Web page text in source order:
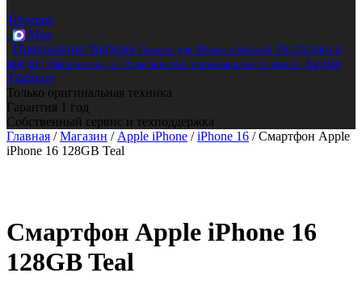
Telegram
Max
Приложение YugStore Скачать для iPhone и Android Рассрочка и
кредит Оформление до 36 месяцев без первоначального взноса Акции
YugStore
Только оригинальная техника
Гарантия 1 год
Собственный сервис и техподдержка
Главная /Магазин / Apple iPhone /iPhone 16 / Смартфон Apple
iPhone 16 128GB Teal
Смартфон Apple iPhone 16
128GB Teal